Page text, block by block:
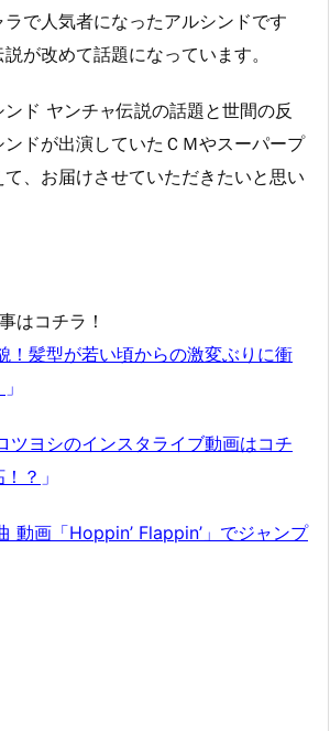
で人気者になったアルシンドです
が改めて話題になっています。
ド ヤンチャ伝説の話題と世間の反
ドが出演していたＣＭやスーパープ
、お届けさせていただきたいと思い
はコチラ！
！髪型が若い頃からの激変ぶりに衝
」
ツヨシのインスタライブ動画はコチ
？ 」
動画「Hoppin’ Flappin’」でジャンプ